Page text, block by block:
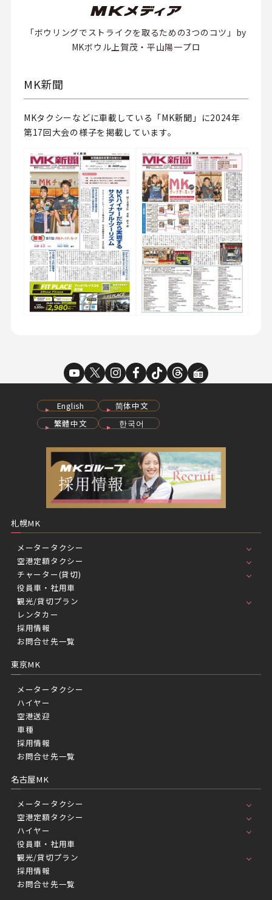
「ボウリングでストライクを取るための3つのコツ」by
MKボウル上賀茂・平山陽一プロ
MK新聞
MKタクシーなどに車載している「MK新聞」に2024年
第17回大会の様子を掲載しています。
English
简体中文
繁體中文
한국어
札幌MK
メータータクシー
空港定額タクシー
チャーター(貸切)
役員車・社用車
観光/貸切プラン
レンタカー
採用情報
お問合せ先一覧
東京MK
メータータクシー
ハイヤー
空港送迎
車種
採用情報
お問合せ先一覧
名古屋MK
メータータクシー
空港定額タクシー
ハイヤー
役員車・社用車
観光/貸切プラン
採用情報
お問合せ先一覧